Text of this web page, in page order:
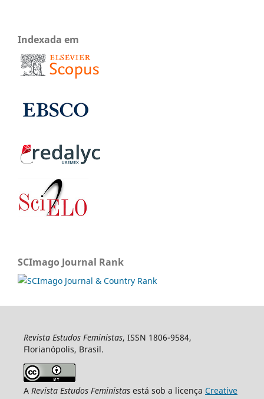
Indexada em
SCImago Journal Rank
Revista Estudos Feministas, ISSN 1806-9584,
Florianópolis, Brasil.
A Revista Estudos Feministasestá sob a licença Creative